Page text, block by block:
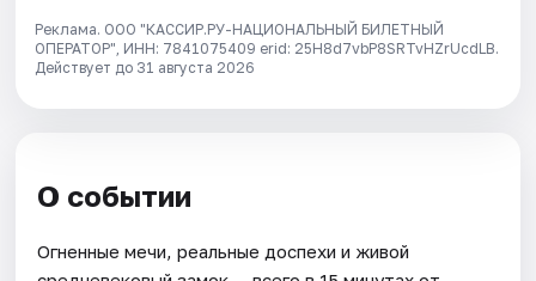
Реклама. ООО "КАССИР.РУ-НАЦИОНАЛЬНЫЙ БИЛЕТНЫЙ
ОПЕРАТОР", ИНН: 7841075409 erid: 25H8d7vbP8SRTvHZrUcdLB.
Действует до 31 августа 2026
О событии
Огненные мечи, реальные доспехи и живой